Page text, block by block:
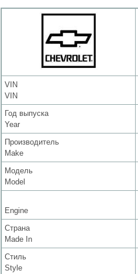
VIN
VIN
Год выпуска
Year
Производитель
Make
Модель
Model
Engine
Страна
Made In
Стиль
Style